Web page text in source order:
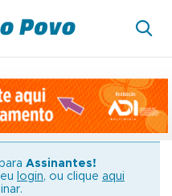
Assinantes!
login, ou clique aqui